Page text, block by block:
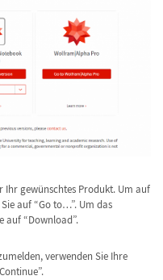
Ihr gewünschtes Produkt. Um auf
auf “Go to…”. Um das
auf “Download”.
verwenden Sie Ihre